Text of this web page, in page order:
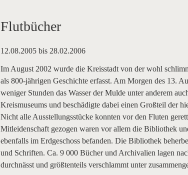
Flutbücher
12.08.2005 bis 28.02.2006
Im August 2002 wurde die Kreisstadt von der wohl
als 800-jährigen Geschichte erfasst. Am Morgen des 13.
weniger Stunden das Wasser der Mulde unter anderem
Kreismuseums und beschädigte dabei einen Großteil der
Nicht alle Ausstellungsstücke konnten vor den Fluten
Mitleidenschaft gezogen waren vor allem die Bibliothek
ebenfalls im Erdgeschoss befanden. Die Bibliothek
und Schriften. Ca. 9 000 Bücher und Archivalien lagen
durchnässt und größtenteils verschlammt unter